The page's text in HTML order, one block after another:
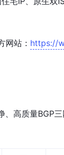
网站： https://
、高质量BGP